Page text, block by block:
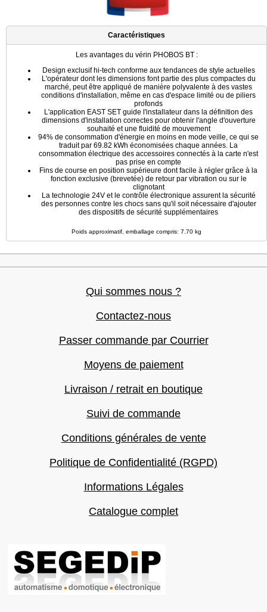
Caractéristiques
Les avantages du vérin PHOBOS BT :
Design exclusif hi-tech conforme aux tendances de style actuelles
L'opérateur dont les dimensions font partie des plus compactes du
marché, peut être appliqué de manière polyvalente à des vastes
conditions d'installation, même en cas d'espace limité ou de piliers
profonds
L'application EAST SET guide l'installateur dans la définition des
dimensions d'installation correctes pour obtenir l'angle d'ouverture
souhaité et une fluidité de mouvement
94% de consommation d'énergie en moins en mode veille, ce qui se
traduit par 69.82 kWh économisées chaque années. La
consommation électrique des accessoires connectés à la carte n'est
pas prise en compte
Fins de course en position supérieure dont facile à régler grâce à la
fonction exclusive (brevetée) de retour par vibration ou sur le
clignotant
La technologie 24V et le contrôle électronique assurent la sécurité
des personnes contre les chocs sans qu'il soit nécessaire d'ajouter
des dispositifs de sécurité supplémentaires
Poids approximatif, emballage compris: 7.70 kg
Qui sommes nous ?
Contactez-nous
Passer commande par Courrier
Moyens de paiement
Livraison / retrait en boutique
Suivi de commande
Conditions générales de vente
Politique de Confidentialité (RGPD)
Informations Légales
Catalogue complet